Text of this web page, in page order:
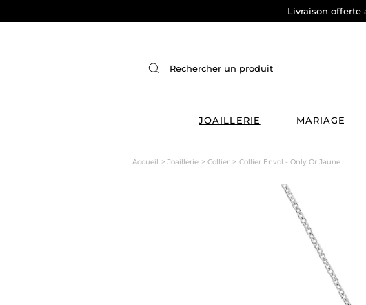
Livraison offerte
JOAILLERIE MARIAGE
Accueil Joaillerie Collier Collier Envol - Only Or Jaune